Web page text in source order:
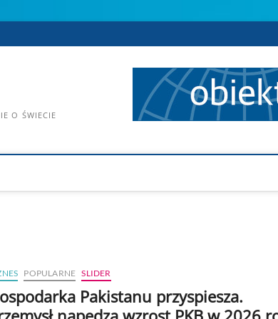
O ŚWIECIE
POPULARNE SLIDER
Pakistanu przyspiesza.